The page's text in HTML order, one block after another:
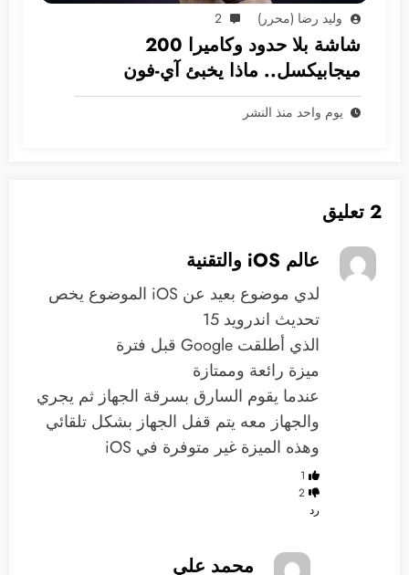
وليد رضا (محرر) 2
شاشة بلا حدود وكاميرا 200
ميجابيكسل.. ماذا يخبئ آي-فون
2028؟
يوم واحد منذ النشر
2 تعليق
عالم iOS والتقنية
‏لدي موضوع بعيد عن iOS الموضوع يخص
تحديث اندرويد 15
‏الذي أطلقت ‫Google‬ قبل فترة
‏ميزة رائعة وممتازة
‏عندما يقوم السارق بسرقة الجهاز ثم يجري
والجهاز معه يتم قفل الجهاز بشكل تلقائي
وهذه الميزة غير متوفرة في iOS
1
2
رد
محمد علي